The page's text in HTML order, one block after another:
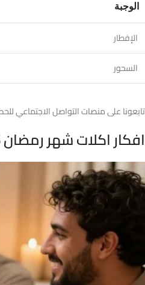
الوجبة
الإفطار
السحور
تابعونا على منصات التواصل الاجتماعي
افكار اكلات شهر رمضان 2026 المميزة والمبتكرة